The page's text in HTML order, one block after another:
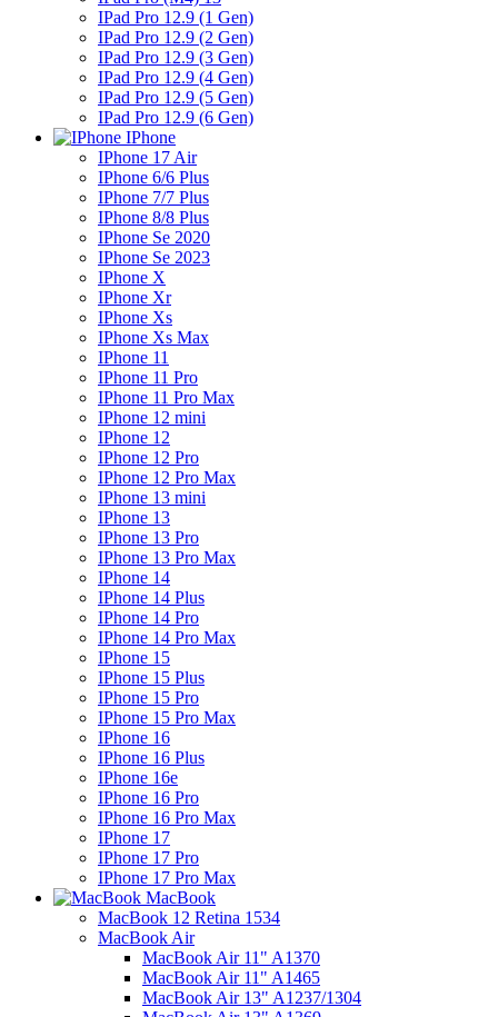
IPad Pro 12.9 (1 Gen)
IPad Pro 12.9 (2 Gen)
IPad Pro 12.9 (3 Gen)
IPad Pro 12.9 (4 Gen)
IPad Pro 12.9 (5 Gen)
IPad Pro 12.9 (6 Gen)
IPhone
IPhone 17 Air
IPhone 6/6 Plus
IPhone 7/7 Plus
IPhone 8/8 Plus
IPhone Se 2020
IPhone Se 2023
IPhone X
IPhone Xr
IPhone Xs
IPhone Xs Max
IPhone 11
IPhone 11 Pro
IPhone 11 Pro Max
IPhone 12 mini
IPhone 12
IPhone 12 Pro
IPhone 12 Pro Max
IPhone 13 mini
IPhone 13
IPhone 13 Pro
IPhone 13 Pro Max
IPhone 14
IPhone 14 Plus
IPhone 14 Pro
IPhone 14 Pro Max
IPhone 15
IPhone 15 Plus
IPhone 15 Pro
IPhone 15 Pro Max
IPhone 16
IPhone 16 Plus
IPhone 16e
IPhone 16 Pro
IPhone 16 Pro Max
IPhone 17
IPhone 17 Pro
IPhone 17 Pro Max
MacBook
MacBook 12 Retina 1534
MacBook Air
MacBook Air 11" A1370
MacBook Air 11" A1465
MacBook Air 13" A1237/1304